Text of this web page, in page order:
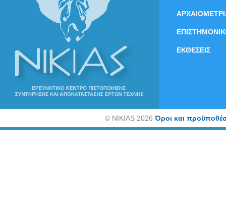
ΕΚΘΕΣΕΙΣ
©NIKIAS 2026Όροι και